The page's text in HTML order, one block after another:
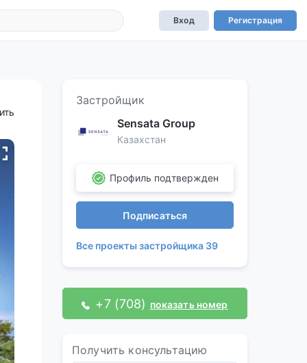
Вход Регистрация
Застройщик
Sensata Group
Казахстан
Профиль подтвержден
Подписаться
Все проекты застройщика 39
+7 (708) показать номер
Получить консультацию